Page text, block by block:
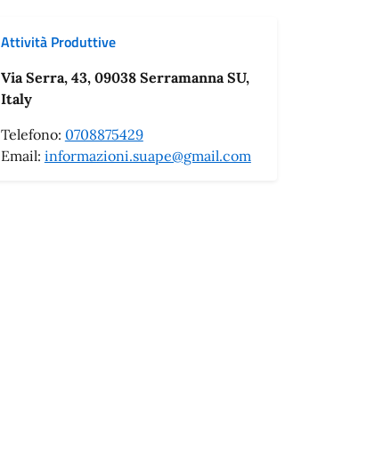
Attività Produttive
Via Serra, 43, 09038 Serramanna SU,
Italy
Telefono: 0708875429
Email: informazioni.suape@gmail.com